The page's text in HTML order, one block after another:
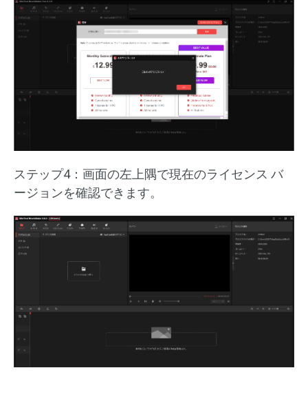
ステップ4：画面の左上隅で現在のライセンス バ
ージョンを確認できます。